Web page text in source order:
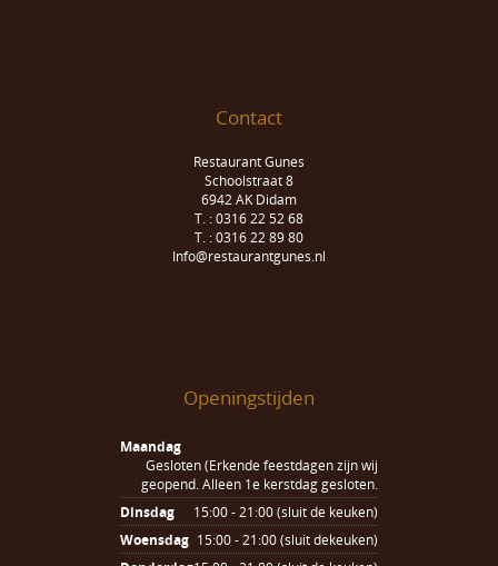
Contact
Restaurant Gunes
Schoolstraat 8
6942 AK Didam
T. : 0316 22 52 68
T. : 0316 22 89 80
Info@restaurantgunes.nl
Openingstijden
Maandag
Gesloten (Erkende feestdagen zijn wij
geopend. Alleen 1e kerstdag gesloten.
Dinsdag
15:00 - 21:00 (sluit de keuken)
Woensdag 15:00 - 21:00 (sluit dekeuken)